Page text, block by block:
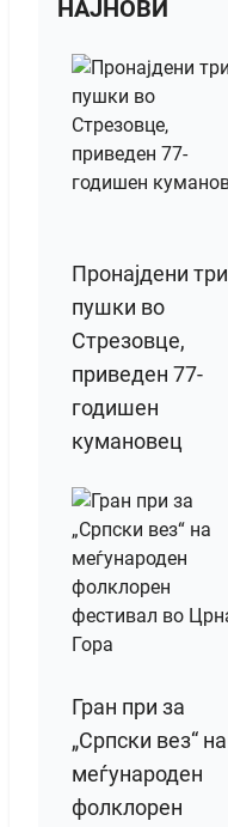
НАЈНОВИ
Пронајдени три
пушки во
Стрезовце,
приведен 77-
годишен
кумановец
Гран при за
„Српски вез“ на
меѓународен
фолклорен